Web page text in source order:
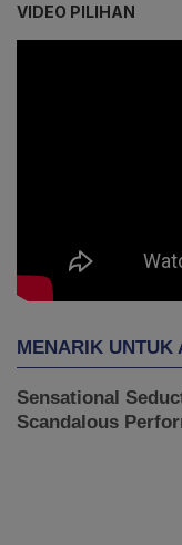
VIDEO PILIHAN